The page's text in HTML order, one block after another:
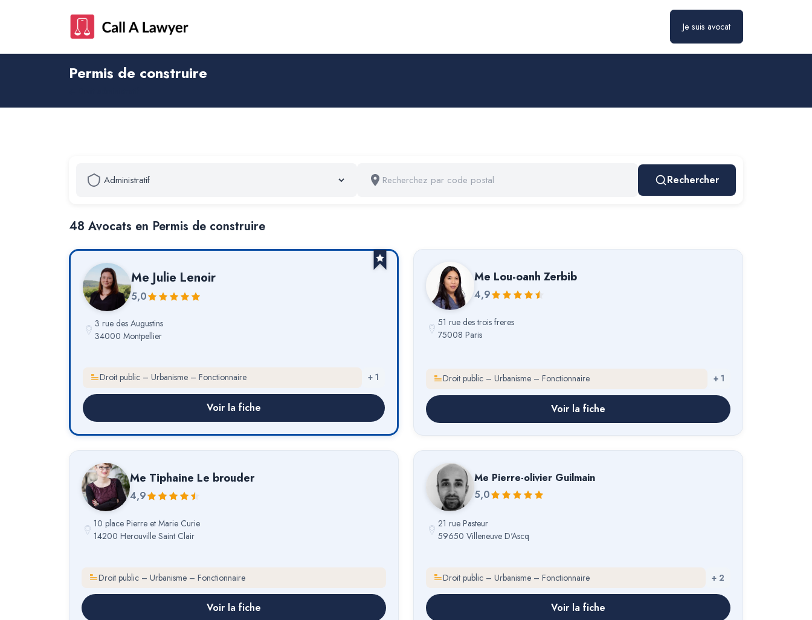
Je suis avocat
Permis de construire
Rechercher
48 Avocats en Permis de construire
MeJulie Lenoir
5,0
3 rue des Augustins
34000 Montpellier
Droit public – Urbanisme – Fonctionnaire + 1
Voir la fiche
Me Lou-oanh Zerbib
4,9
51 rue des trois freres
75008 Paris
Droit public – Urbanisme – Fonctionnaire + 1
Voir la fiche
Me Tiphaine Le brouder
4,9
10 place Pierre et Marie Curie
14200 Herouville Saint Clair
Droit public – Urbanisme – Fonctionnaire
Voir la fiche
Me Pierre-olivier Guilmain
5,0
21 rue Pasteur
59650 Villeneuve D'Ascq
Droit public – Urbanisme – Fonctionnaire + 2
Voir la fiche